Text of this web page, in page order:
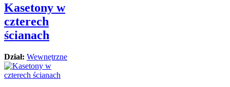
Kasetony w
czterech
ścianach
Dział: Wewnętrzne